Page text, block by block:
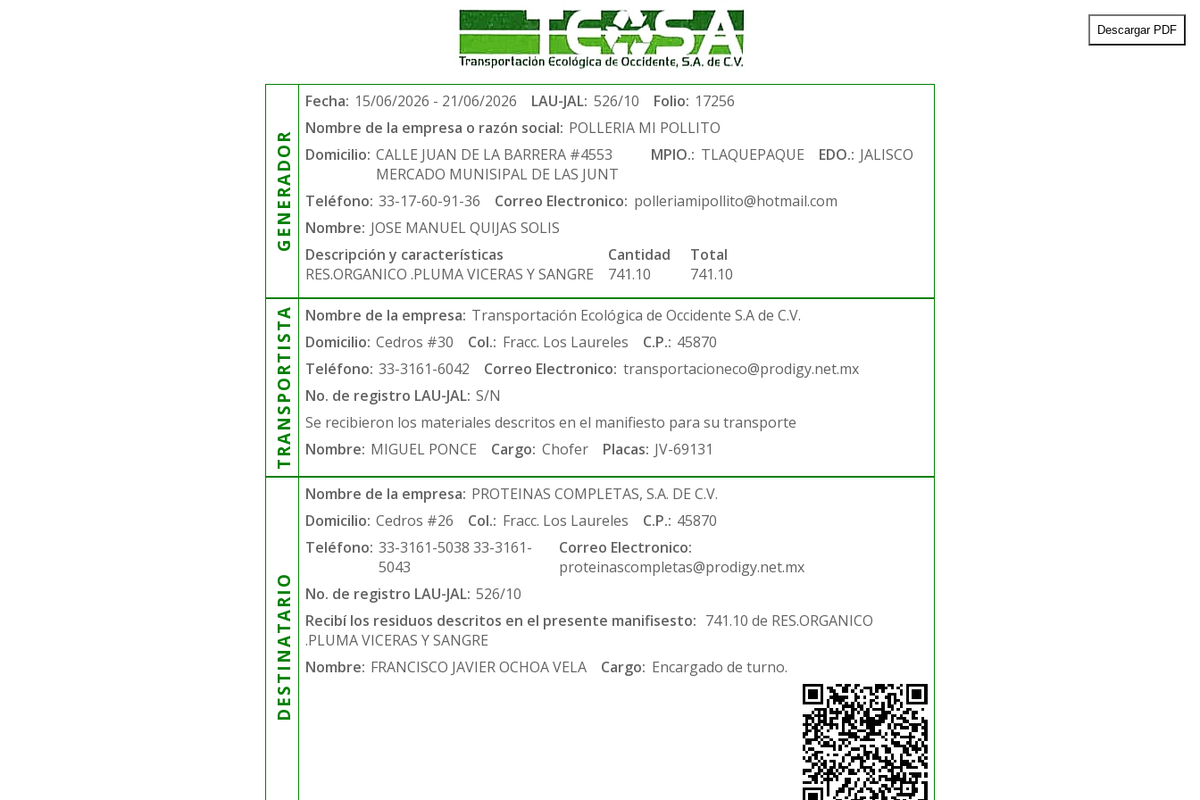
Descargar PDF
GENERADOR
Fecha: 15/06/2026 - 21/06/2026 LAU-JAL: 526/10 Folio: 17256
Nombre de la empresa o razón social: POLLERIA MI POLLITO
Domicilio: CALLE JUAN DE LA BARRERA #4553
MERCADO MUNISIPAL DE LAS JUNT
MPIO.: TLAQUEPAQUE EDO.: JALISCO
Teléfono: 33-17-60-91-36 Correo Electronico: polleriamipollito@hotmail.com
Nombre: JOSE MANUEL QUIJAS SOLIS
Descripción y características
RES.ORGANICO .PLUMA VICERAS Y SANGRE
Cantidad
741.10
Total
741.10
TRANSPORTISTA Nombre de la empresa: Transportación Ecológica de Occidente S.A de C.V.
Domicilio: Cedros #30 Col.: Fracc. Los Laureles C.P.: 45870
Teléfono: 33-3161-6042 Correo Electronico: transportacioneco@prodigy.net.mx
No. de registro LAU-JAL: S/N
Se recibieron los materiales descritos en el manifiesto para su transporte
Nombre: MIGUEL PONCE Cargo: Chofer Placas: JV-69131
DESTINATARIO
Nombre de la empresa: PROTEINAS COMPLETAS, S.A. DE C.V.
Domicilio: Cedros #26 Col.: Fracc. Los Laureles C.P.: 45870
Teléfono: 33-3161-5038 33-3161-
5043
Correo Electronico:
proteinascompletas@prodigy.net.mx
No. de registro LAU-JAL: 526/10
Recibí los residuos descritos en el presente manifisesto: 741.10 de RES.ORGANICO
.PLUMA VICERAS Y SANGRE
Nombre: FRANCISCO JAVIER OCHOA VELA Cargo: Encargado de turno.